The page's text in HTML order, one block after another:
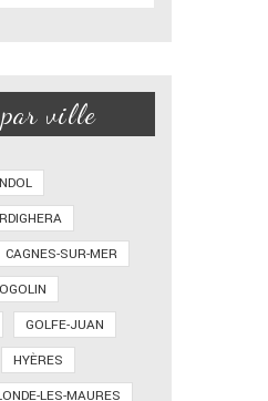
par ville
CAGNES-SUR-MER
GOLFE-JUAN
HYÈRES
LES-MAURES